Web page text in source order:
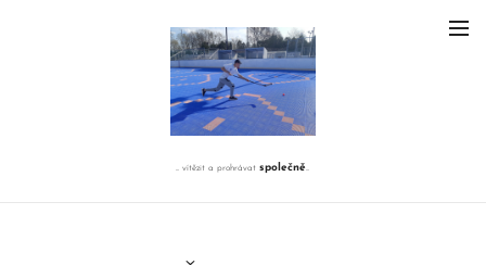
... vítězit a prohrávatspolečně...